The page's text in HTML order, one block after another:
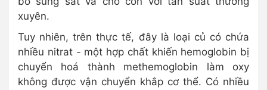
xuyên.
Tuy nhiên, trên thực tế, đây là loại củ có chứa
nhiều nitrat - một hợp chất khiến hemoglobin bị
chuyển hoá thành methemoglobin làm oxy
không được vận chuyển khắp cơ thể. Có nhiều